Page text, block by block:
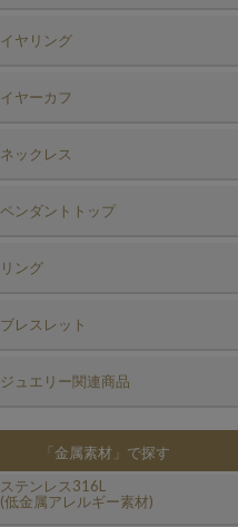
イヤリング
イヤーカフ
ネックレス
ペンダントトップ
リング
ブレスレット
ジュエリー関連商品
「金属素材」で探す
ステンレス316L
(低金属アレルギー素材)